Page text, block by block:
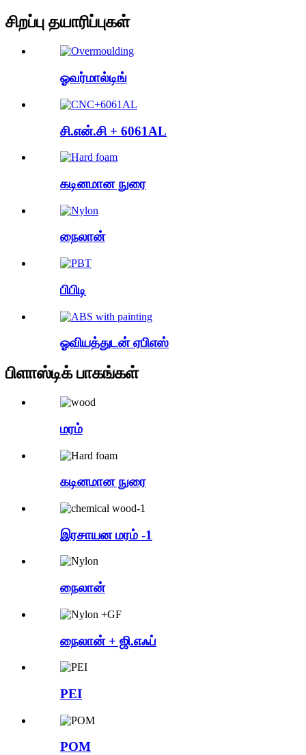
சிறப்பு தயாரிப்புகள்
ஓவர்மால்டிங்
சி.என்.சி + 6061AL
கடினமான நுரை
நைலான்
பிபிடி
ஓவியத்துடன் ஏபிஎஸ்
பிளாஸ்டிக் பாகங்கள்
மரம்
கடினமான நுரை
இரசாயன மரம் -1
நைலான்
நைலான் + ஜி.எஃப்
PEI
POM